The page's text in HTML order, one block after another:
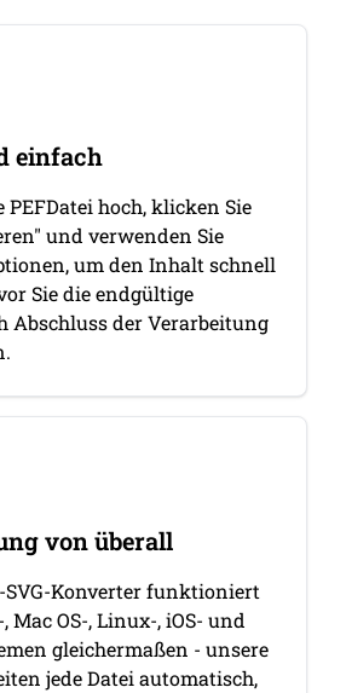
einfach
PEFDatei hoch, klicken Sie
und verwenden Sie
um den Inhalt schnell
Sie die endgültige
Abschluss der Verarbeitung
von überall
SVG-Konverter funktioniert
OS-, Linux-, iOS- und
gleichermaßen - unsere
jede Datei automatisch,